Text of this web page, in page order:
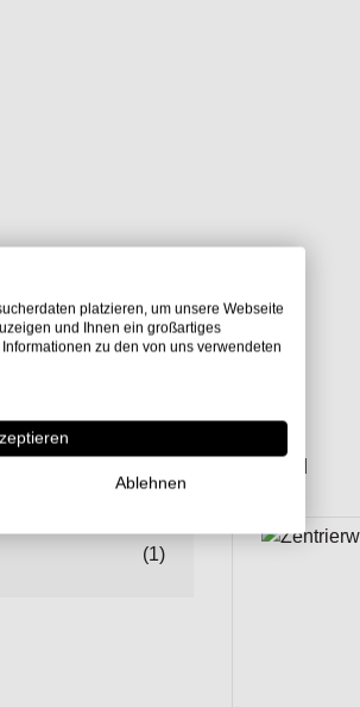
(1)
Artikel
platzieren, um unsere Webseite
und Ihnen ein großartiges
zu den von uns verwendeten
Ablehnen